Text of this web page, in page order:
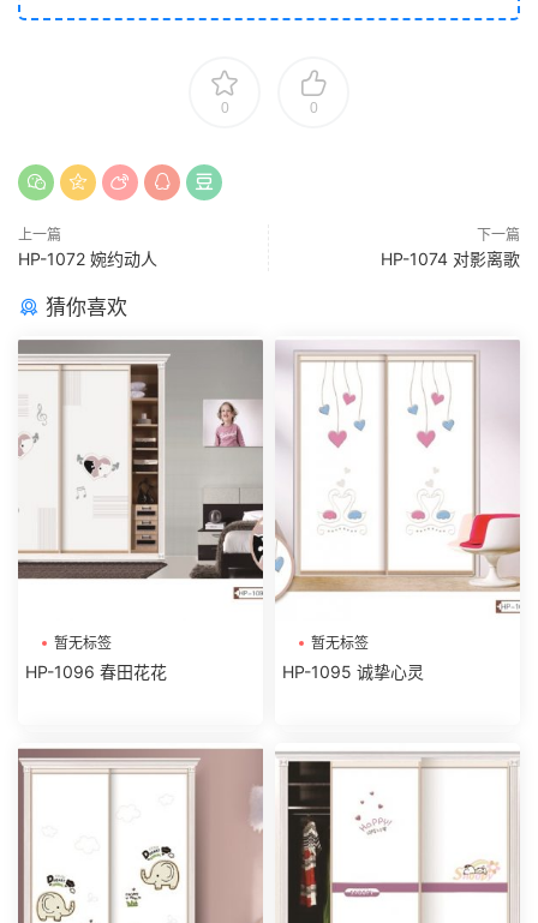
0 0
上一篇
HP-1072 婉约动人
下一篇
HP-1074 对影离歌
猜你喜欢
暂无标签
HP-1096 春田花花
暂无标签
HP-1095 诚挚心灵